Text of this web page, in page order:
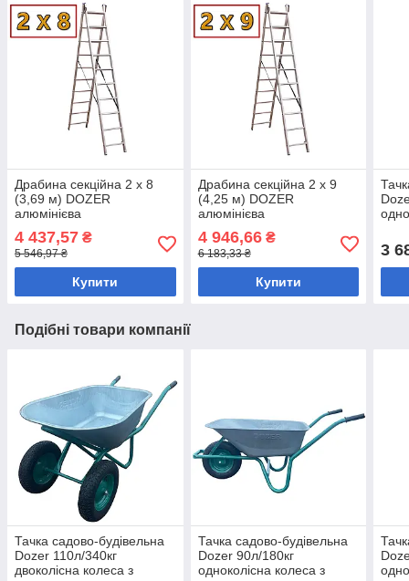
Драбина секційна 2 х 8
(3,69 м) DOZER
алюмінієва
4 437,57 ₴
5 546,97 ₴
Купити
Драбина секційна 2 х 9
(4,25 м) DOZER
алюмінієва
4 946,66₴
6 183,33 ₴
Купити
3
Подібні товари компанії
Тачка садово-будівельна
Dozer 110л/340кг
двоколісна колеса з
Тачка садово-будівельна
Dozer 90л/180кг
одноколісна колеса з